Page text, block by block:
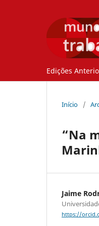
Edições
Início /
“Na
Jaime
https://